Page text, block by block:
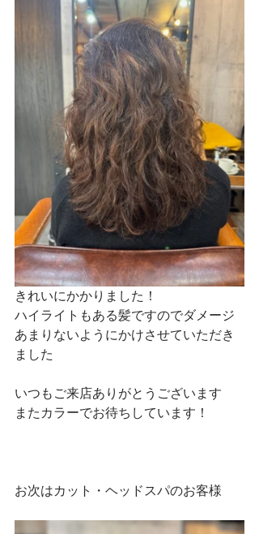
きれいにかかりました！
ハイライトもある髪ですのでダメージ
あまりないようにかけさせていただき
ました
いつもご来店ありがとうございます
またカラーでお待ちしています！
お次はカット・ヘッドスパのお客様